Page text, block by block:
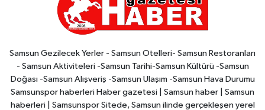
Samsun Gezilecek Yerler - Samsun Otelleri- Samsun Restoranları
- Samsun Aktiviteleri -Samsun Tarihi-Samsun Kültürü -Samsun
Doğası -Samsun Alışveriş -Samsun Ulaşım -Samsun Hava Durumu
Samsunspor haberleri Haber gazetesi | Samsun haber | Samsun
haberleri | Samsunspor Sitede, Samsun ilinde gerçekleşen yerel